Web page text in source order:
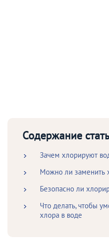
Содержание
Зачем хлорируют
Можно ли заменить
Безопасно ли
Что делать, чтобы
хлора в воде